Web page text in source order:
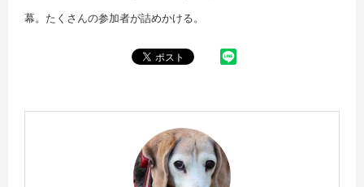
幕。たくさんの参加者が詰めかける。